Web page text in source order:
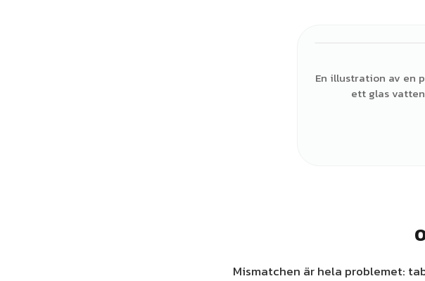
En illustration av en
ett glas
Mismatchen är hela problemet: